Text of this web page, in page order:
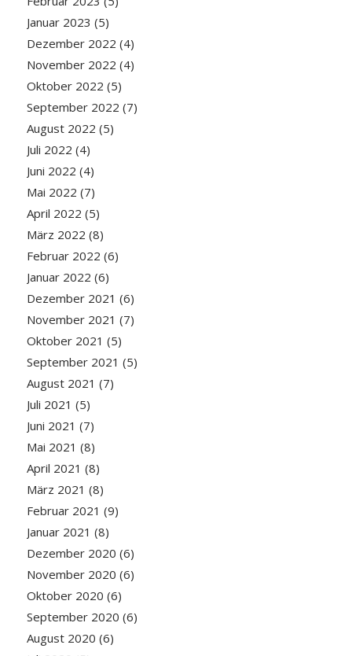
Januar 2023 (5)
Dezember 2022 (4)
November 2022 (4)
Oktober 2022 (5)
September 2022 (7)
August 2022 (5)
Juli 2022 (4)
Juni 2022 (4)
Mai 2022 (7)
April 2022 (5)
März 2022 (8)
Februar 2022 (6)
Januar 2022 (6)
Dezember 2021 (6)
November 2021 (7)
Oktober 2021 (5)
September 2021 (5)
August 2021 (7)
Juli 2021 (5)
Juni 2021 (7)
Mai 2021 (8)
April 2021 (8)
März 2021 (8)
Februar 2021 (9)
Januar 2021 (8)
Dezember 2020 (6)
November 2020 (6)
Oktober 2020 (6)
September 2020 (6)
August 2020 (6)